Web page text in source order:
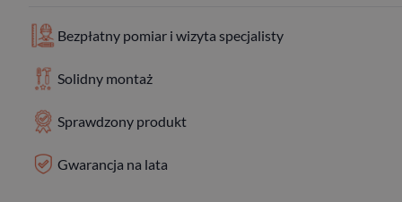
Bezpłatny pomiar i wizyta specjalisty
Solidny montaż
Sprawdzony produkt
Gwarancja na lata